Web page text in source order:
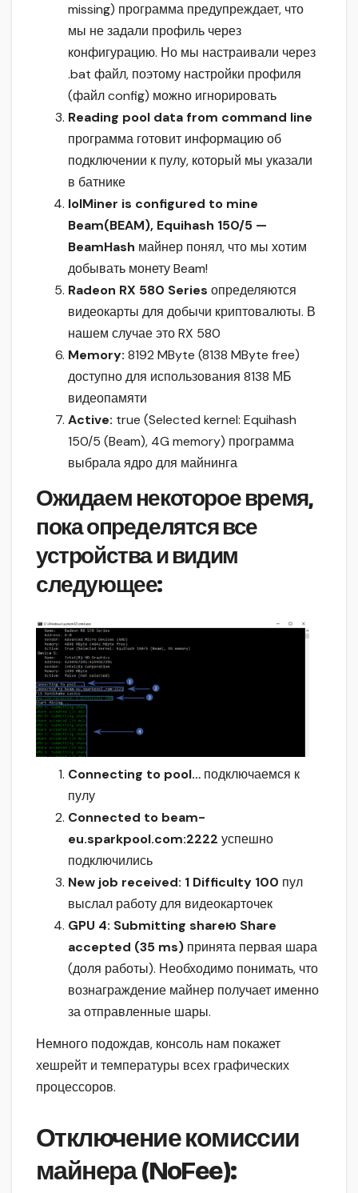
missing) программа предупреждает, что
мы не задали профиль через
конфигурацию. Но мы настраивали через
.bat файл, поэтому настройки профиля
(файл config) можно игнорировать
Reading pool data from command line
программа готовит информацию об
подключении к пулу, который мы указали
в батнике
lolMiner is configured to mine
Beam(BEAM), Equihash 150/5 —
BeamHash майнер понял, что мы хотим
добывать монету Beam!
Radeon RX 580 Series определяются
видеокарты для добычи криптовалюты. В
нашем случае это RX 580
Memory: 8192 MByte (8138 MByte free)
доступно для использования 8138 МБ
видеопамяти
Active: true (Selected kernel: Equihash
150/5 (Beam), 4G memory) программа
выбрала ядро для майнинга
Ожидаем некоторое время,
пока определятся все
устройства и видим
следующее:
Connecting to pool… подключаемся к
пулу
Connected to beam-
eu.sparkpool.com:2222 успешно
подключились
New job received: 1 Difficulty 100 пул
выслал работу для видеокарточек
GPU 4: Submitting shareю Share
accepted (35 ms) принята первая шара
(доля работы). Необходимо понимать, что
вознаграждение майнер получает именно
за отправленные шары.
Немного подождав, консоль нам покажет
хешрейт и температуры всех графических
процессоров.
Отключение комиссии
майнера (NoFee):